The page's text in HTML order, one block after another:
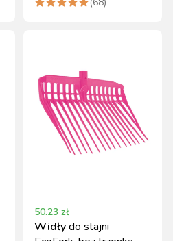
50.23 zł
Widłydo stajni